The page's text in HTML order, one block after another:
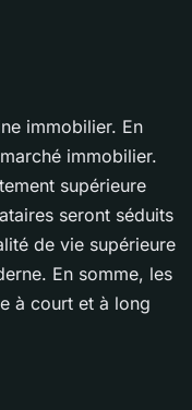
immobilier. En
immobilier.
supérieure
seront séduits
de vie supérieure
En somme, les
à court et à long